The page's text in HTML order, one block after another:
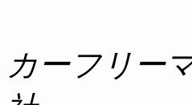
カーフリー